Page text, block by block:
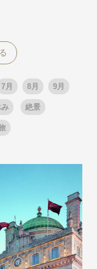
リゾート
ベント
く
内旅行
る
・ウォー
7月 8月 9月
絶景